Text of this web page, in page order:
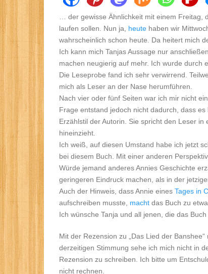
… der gewisse Ähnlichkeit mit einem
laufen sollen. Nun ja, heute haben wir
wahrscheinlich schon heute. Da heitert mich
Ich kann mich Tanjas Aussage nur
machen neugierig auf mehr. Ich wurde durch
Die Leseprobe fand ich sehr verwirrend.
mich als Leser an der Nase herumführen.
Nach vier oder fünf Seiten war ich mir nicht
Frage entstand jedoch nicht dadurch, dass
Erzählstil der Autorin. Sie spricht den Leser
hineinzieht.
Ich weiß, auf diesen Umstand habe ich jetzt
bei diesem Buch. Mit einer anderen
Würde jemand anderes Annies Geschichte
geringeren Eindruck machen, als in der
Auch der Hinweis, dass Annie eines Tages in
aufschreiben musste, macht das Buch zu
Ich wünsche Tanja und all jenen, die das
Mit der Rezension zu „Das Lied der
derzeitigen Stimmung sehe ich mich nicht in
Rezension zu schreiben. Ich bitte um
nicht rechnen.